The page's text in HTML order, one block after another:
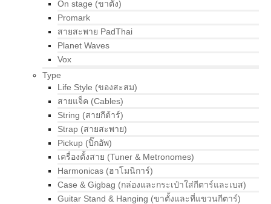
On stage (ขาตั้ง)
Promark
สายสะพาย PadThai
Planet Waves
Vox
Type
Life Style (ของสะสม)
สายแจ็ค (Cables)
String (สายกีต้าร์)
Strap (สายสะพาย)
Pickup (ปิ๊กอัพ)
เครื่องตั้งสาย (Tuner & Metronomes)
Harmonicas (ฮาโมนิการ์)
Case & Gigbag (กล่องและกระเป๋าใส่กีตาร์และเบส)
Guitar Stand & Hanging (ขาตั้งและที่แขวนกีตาร์)